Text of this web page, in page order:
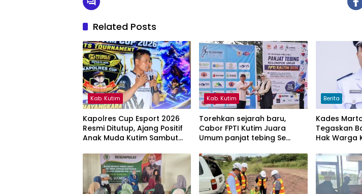
Related Posts
Kab. Kutim
Kapolres Cup Esport 2026
Resmi Ditutup, Ajang Positif
Anak Muda Kutim Sambut
Kab. Kutim
Torehkan sejarah baru,
Cabor FPTI Kutim Juara
Umum panjat tebing Se
Berita
Kades
Tegaskan
Hak Warga